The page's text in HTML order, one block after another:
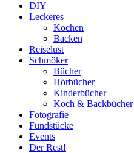
DIY
Leckeres
Kochen
Backen
Reiselust
Schmöker
Bücher
Hörbücher
Kinderbücher
Koch & Backbücher
Fotografie
Fundstücke
Events
Der Rest!